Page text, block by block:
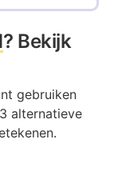
? Bekijk
gebruiken
alternatieve